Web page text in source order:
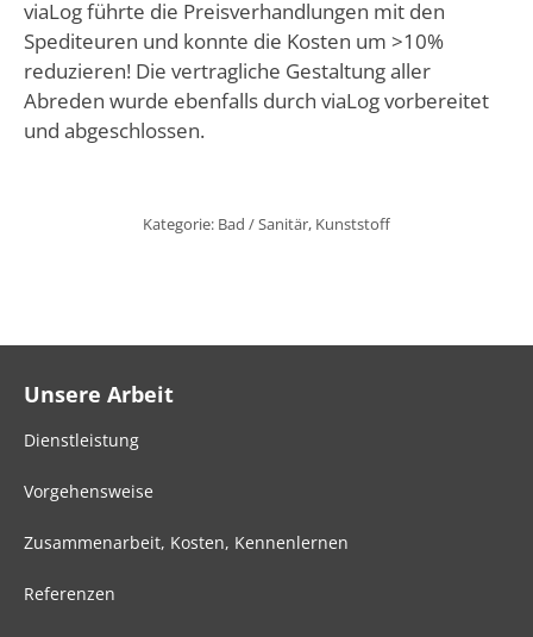
viaLog führte die Preisverhandlungen mit den
Spediteuren und konnte die Kosten um >10%
reduzieren! Die vertragliche Gestaltung aller
Abreden wurde ebenfalls durch viaLog vorbereitet
und abgeschlossen.
Kategorie: Bad / Sanitär, Kunststoff
Unsere Arbeit
Dienstleistung
Vorgehensweise
Zusammenarbeit, Kosten, Kennenlernen
Referenzen